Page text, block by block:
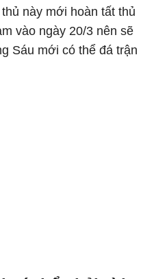
này mới hoàn tất thủ
vào ngày 20/3 nên sẽ
Sáu mới có thể đá trận